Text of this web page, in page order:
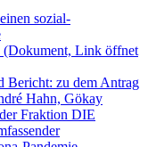
sozial-
(Dokument, Link öffnet
Bericht: zu dem Antrag
Hahn, Gökay
Fraktion DIE